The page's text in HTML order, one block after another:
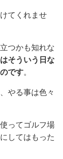
てくれませ
つかも知れな
そういう日な
です。
やる事は色々
ってゴルフ場
してはもった